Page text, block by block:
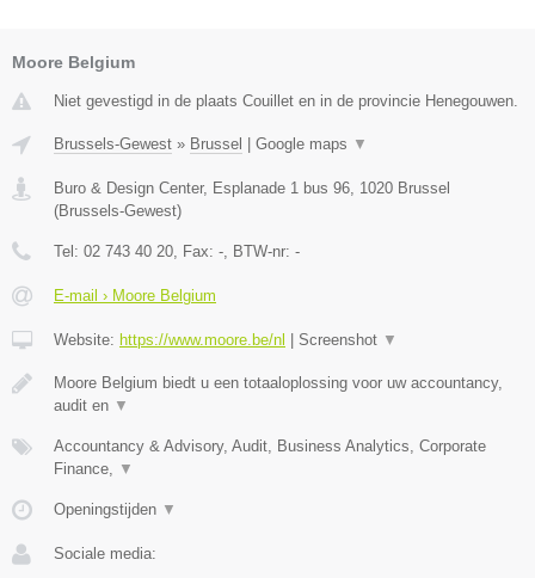
Moore Belgium
Niet gevestigd in de plaats Couillet en in de provincie Henegouwen.
Brussels-Gewest » Brussel | Google maps ▼
Buro & Design Center, Esplanade 1 bus 96 1020 Brussel
(Brussels-Gewest)
Tel: 02 743 40 20 , Fax: - , BTW-nr: -
E-mail › Moore Belgium
Website: https://www.moore.be/nl | Screenshot ▼
Moore Belgium biedt u een totaaloplossing voor uw accountancy,
audit en ▼
Accountancy & Advisory, Audit, Business Analytics, Corporate
Finance,
▼
Openingstijden ▼
Sociale media: